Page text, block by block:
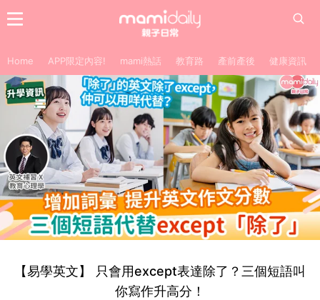
Home APP限定內容! mami熱話 教育路 產前產後 健康資訊
【易學英文】 只會用except表達除了？三個短語叫
你寫作升高分！